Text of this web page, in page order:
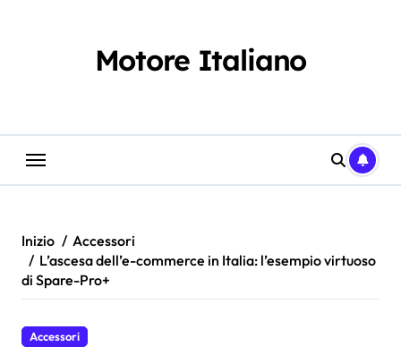
Motore Italiano
Inizio
Accessori
L’ascesa dell’e-commerce in Italia: l’esempio virtuoso
di Spare-Pro+
Accessori